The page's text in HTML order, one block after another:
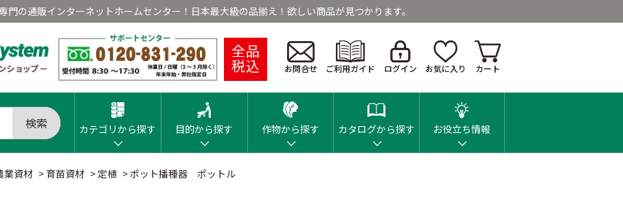
門の通販インターネットホームセンター！日本最大級の品揃え！欲しい商品が見つかります。
全品
税込 お問合せ ご利用ガイド ログイン お気に入り カート
検索 カテゴリから探す 目的から探す 作物から探す カタログから探す お役立ち情報
業資材 > 育苗資材 > 定植 >ポット播種器 ポットル